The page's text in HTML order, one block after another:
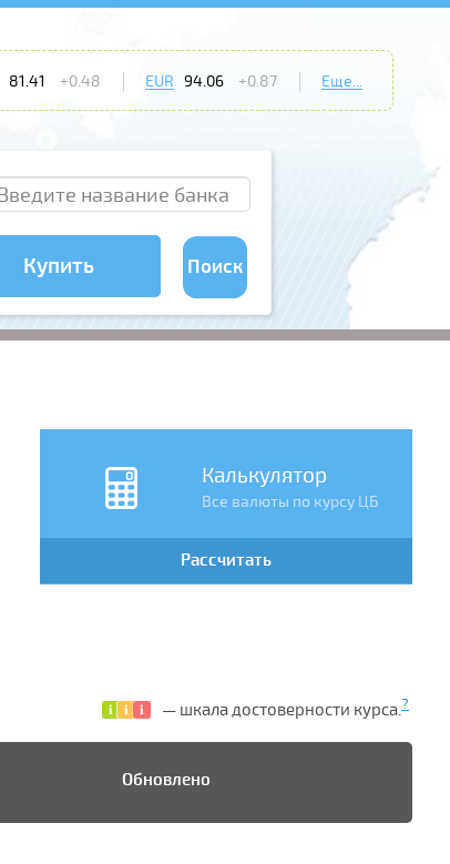
81.41 +0.48 EUR 94.06 +0.87 Еще...
Купить Поиск
Калькулятор
Все валюты по курсу ЦБ
Рассчитать
— шкала достоверности курса.?
Обновлено